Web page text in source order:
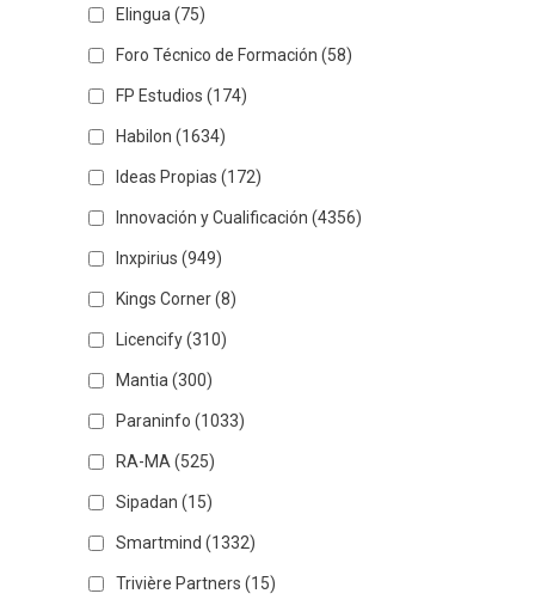
Elingua (75)
Foro Técnico de Formación (58)
FP Estudios (174)
Habilon (1634)
Ideas Propias (172)
Innovación y Cualificación (4356)
Inxpirius (949)
Kings Corner(8)
Licencify(310)
Mantia (300)
Paraninfo (1033)
RA-MA (525)
Sipadan (15)
Smartmind (1332)
Trivière Partners (15)